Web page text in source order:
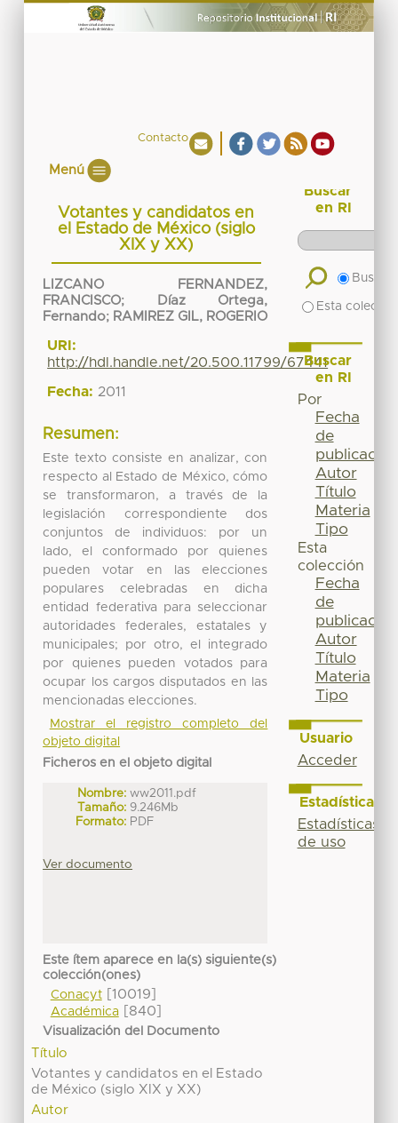
Contacto
Menú
Votantes y candidatos en
el Estado de México (siglo
XIX y XX)
LIZCANO FERNANDEZ,
FRANCISCO;
Díaz Ortega,
Fernando; RAMIREZ GIL, ROGERIO
URI:
http://hdl.handle.net/20.500.11799/67441
Fecha: 2011
Resumen:
Este texto consiste en analizar, con
respecto al Estado de México, cómo
se transformaron, a través de la
legislación correspondiente dos
conjuntos de individuos: por un
lado, el conformado por quienes
pueden votar en las elecciones
populares celebradas en dicha
entidad federativa para seleccionar
autoridades federales, estatales y
municipales; por otro, el integrado
por quienes pueden votados para
ocupar los cargos disputados en las
mencionadas elecciones.
Mostrar el registro completo del
objeto digital
Ficheros en el objeto digital
Nombre: ww2011.pdf
Tamaño: 9.246Mb
Formato: PDF
Ver documento
Este ítem aparece en la(s) siguiente(s)
colección(ones)
Conacyt[10019]
Académica[840]
Visualización del Documento
Título
Votantes y candidatos en el Estado
de México (siglo XIX y XX)
Autor
Buscar
en RI
Buscar
Esta
Buscar
en RI
Por
Fecha
de
publicación
Autor
Título
Materia
Tipo
Esta
colección
Fecha
de
publicación
Autor
Título
Materia
Tipo
Usuario
Acceder
Estadísticas
Estadísticas
de uso